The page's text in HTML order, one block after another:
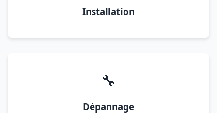
Installation
🔧
Dépannage